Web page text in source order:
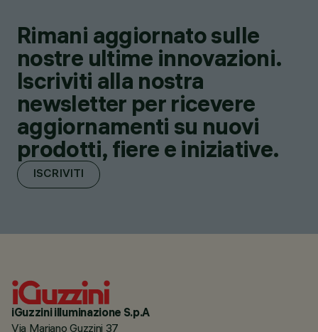
Rimani aggiornato sulle
nostre ultime innovazioni.
Iscriviti alla nostra
newsletter per ricevere
aggiornamenti su nuovi
prodotti, fiere e iniziative.
ISCRIVITI
iGuzzini illuminazione S.p.A
Via Mariano Guzzini 37